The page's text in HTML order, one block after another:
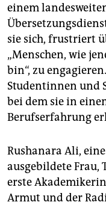
einem
sie sich, frustriert
„Menschen, wie
bin“, zu
Studentinnen und
bei dem sie in
Berufserfahrung
Rushanara Ali,
ausgebildete Frau,
erste
Armut und der